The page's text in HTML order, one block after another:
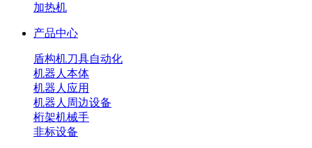
加热机
产品中心
盾构机刀具自动化
机器人本体
机器人应用
机器人周边设备
桁架机械手
非标设备